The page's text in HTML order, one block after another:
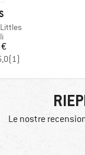
di prodotti
(1)
Le nostre